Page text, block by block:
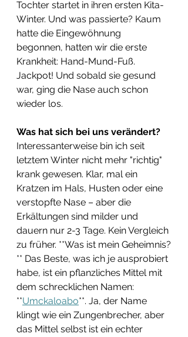
Tochter startet in ihren ersten Kita-
Winter. Und was passierte? Kaum
hatte die Eingewöhnung
begonnen, hatten wir die erste
Krankheit: Hand-Mund-Fuß.
Jackpot! Und sobald sie gesund
war, ging die Nase auch schon
wieder los.
Was hat sich bei uns verändert?
Interessanterweise bin ich seit
letztem Winter nicht mehr "richtig"
krank gewesen. Klar, mal ein
Kratzen im Hals, Husten oder eine
verstopfte Nase – aber die
Erkältungen sind milder und
dauern nur 2-3 Tage. Kein Vergleich
zu früher. **Was ist mein Geheimnis?
** Das Beste, was ich je ausprobiert
habe, ist ein pflanzliches Mittel mit
dem schrecklichen Namen:
**Umckaloabo**. Ja, der Name
klingt wie ein Zungenbrecher, aber
das Mittel selbst ist ein echter